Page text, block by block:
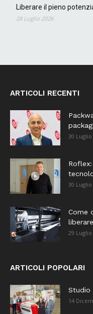
Liberare il pieno
28 Luglio 2026
ARTICOLI RECENTI
30 Luglio
30 Luglio
Come
29 Luglio
ARTICOLI POPOLARI
Studio
14